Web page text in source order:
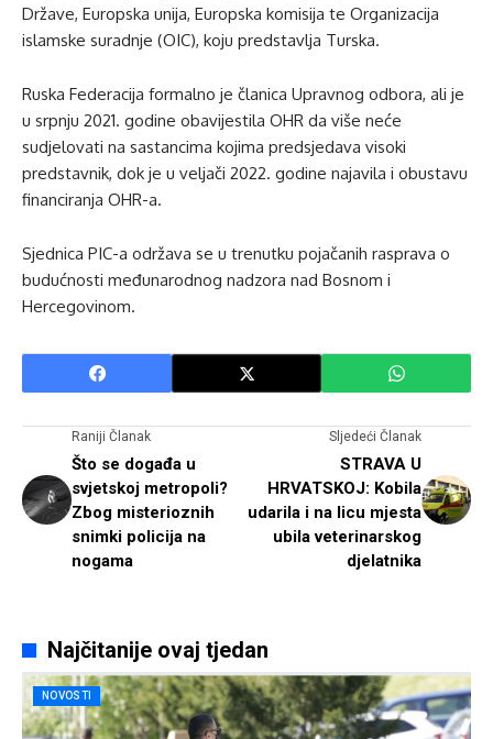
Države, Europska unija, Europska komisija te Organizacija
islamske suradnje (OIC), koju predstavlja Turska.
Ruska Federacija formalno je članica Upravnog odbora, ali je
u srpnju 2021. godine obavijestila OHR da više neće
sudjelovati na sastancima kojima predsjedava visoki
predstavnik, dok je u veljači 2022. godine najavila i obustavu
financiranja OHR-a.
Sjednica PIC-a održava se u trenutku pojačanih rasprava o
budućnosti međunarodnog nadzora nad Bosnom i
Hercegovinom.
Raniji Članak
Što se događa u
svjetskoj metropoli?
Zbog misterioznih
snimki policija na
nogama
Sljedeći Članak
STRAVA U
HRVATSKOJ: Kobila
udarila i na licu mjesta
ubila veterinarskog
djelatnika
Najčitanije ovaj tjedan
NOVOSTI